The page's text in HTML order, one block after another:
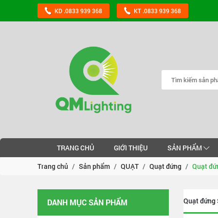
KD .0833 939 368 KT .0833 939 368
TRANG CHỦ GIỚI THIỆU
SẢN PHẨM
Trang chủ
Sản phẩm QUẠT Quạt đứng Quạt
DANH MỤC SẢN PHẨM Quạt đứng